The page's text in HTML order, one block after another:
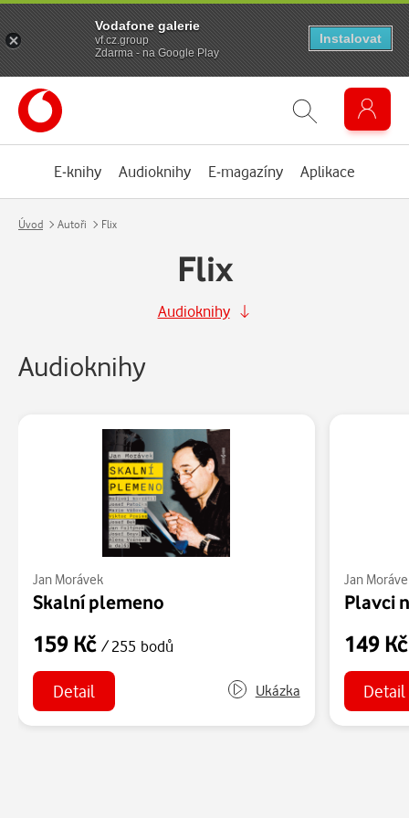
E-knihy Audioknihy E-magazíny Aplikace
Úvod Autoři Flix
Flix
Audioknihy
Audioknihy
Jan Morávek
Skalní plemeno
159 Kč / 255 bodů
Detail Ukázka
Jan
Plavci
149
Detail
Vodafone galerie
vf.cz.group
Zdarma - na Google Play
Instalovat